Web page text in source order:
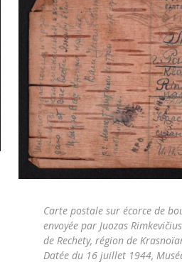
Carte postale sur écorce de
envoyée par Juozas
de Rechety, région de
Datée du 16 juillet 1944,